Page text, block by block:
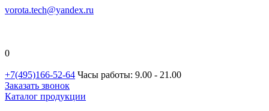
vorota.tech@yandex.ru
0
+7(495)166-52-64 Часы работы: 9.00 - 21.00
Заказать звонок
Каталог продукции